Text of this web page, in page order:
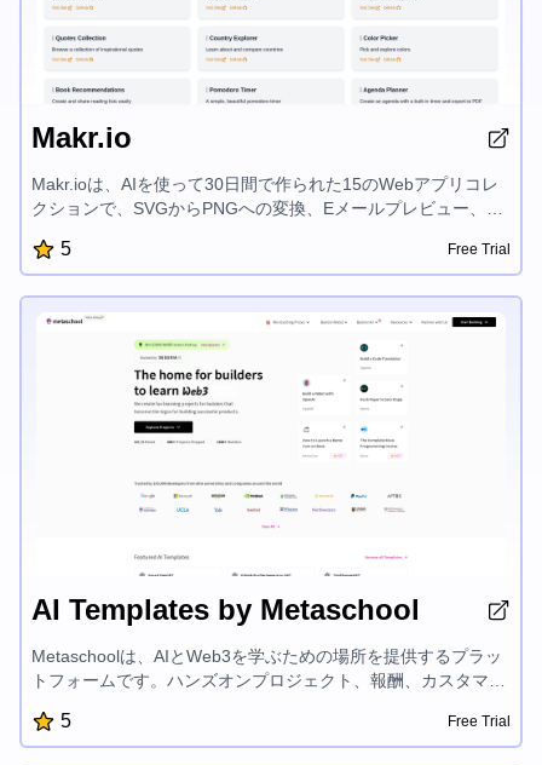
Makr.io
Makr.ioは、AIを使って30日間で作られた15のWebアプリコレ
クションで、SVGからPNGへの変換、Eメールプレビュー、
ヘッダーアナライザー、Eメールサブジェクトラインテスタ
ー、インスピレーショナルクォーツ、国探検、カラーピッカ
拡張、GitHubリポジトリエクスプローラー、イベントのカウン
トダウンなど、様々なツールを提供し、デジタルワークフロー
を効率化するよう設計されています。
5 Free Trial
AI Templates by Metaschool
Metaschoolは、AIとWeb3を学ぶための場所を提供するプラッ
トフォームです。ハンズオンプロジェクト、報酬、カスタマイ
し、OpenAI、Aptos、Sui、Fuelなどの最先端技術での開発者
の成功を支援しています。建設を楽しく簡単にすることに焦点
5 Free Trial